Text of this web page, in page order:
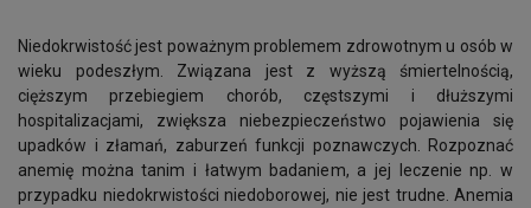
Niedokrwistość jest poważnym problemem zdrowotnym u osób w
wieku podeszłym. Związana jest z wyższą śmiertelnością,
cięższym przebiegiem chorób, częstszymi i dłuższymi
hospitalizacjami, zwiększa niebezpieczeństwo pojawienia się
upadków i złamań, zaburzeń funkcji poznawczych. Rozpoznać
anemię można tanim i łatwym badaniem, a jej leczenie np. w
przypadku niedokrwistości niedoborowej, nie jest trudne. Anemia